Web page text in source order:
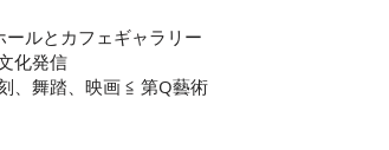
ルとカフェギャラリー
化発信
、舞踏、映画 ≦ 第Q藝術